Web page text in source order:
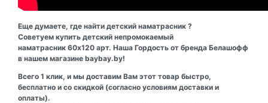
Еще думаете, где найти детский наматрасник ?
Советуем купить детский непромокаемый
наматрасник 60х120 арт. Наша Гордость от бренда Белашофф
в нашем магазине baybay.by!
Всего 1 клик, и мы доставим Вам этот товар быстро,
бесплатно и со скидкой (согласно условиям доставки и
оплаты).